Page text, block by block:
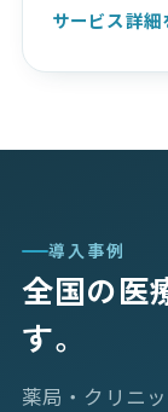
サービス詳細
導入事例
全国の医
す。
薬局・クリニ